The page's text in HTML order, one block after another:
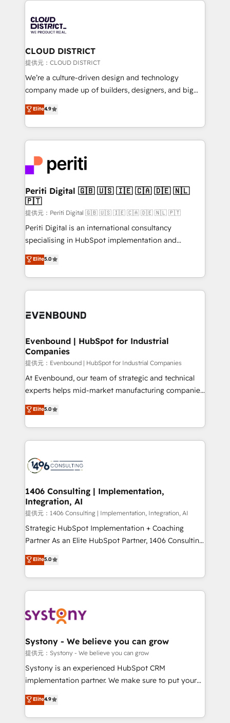
HubSpot implementations, building end-to-end
solutions that integrate CRM, AI automation, inbound
and loop marketing, content, and digital creativity.
Our multicultural team works in Spanish, Portuguese,
and English to design scalable strategies that drive
measurable growth. 🌎 Highlights: • 10+ years as a
Migration Excellence. • Top 3 Partner of the Year
LATAM 2022, 2023, 2024, 2025. • Partner of the Year
with HubSpot? Let Cebra’s experts help you grow
faster, smarter, and with impact.
CLOUD DISTRICT
提供元：CLOUD DISTRICT
We’re a culture-driven design and technology
company made up of builders, designers, and big
thinkers. We blend strategy, design, and
development—always fueled by curiosity—to turn
ideas, opportunities, and challenges into meaningful
experiences. To us, technology is more than just
and—most importantly—simple. That’s why we lean
into bold ideas and shape them into thoughtful
products and strategies that actually make a
difference.
Elite4.9
Periti Digital 🇬🇧 🇺🇸 🇮🇪 🇨🇦 🇩🇪 🇳🇱
🇵🇹
提供元：Periti Digital 🇬🇧 🇺🇸 🇮🇪 🇨🇦 🇩🇪 🇳🇱 🇵🇹
Periti Digital is an international consultancy
specialising in HubSpot implementation and
Antropic's Claude business transformation, with
offices in Dublin, Munich, Rotterdam, Lisbon, and
New York. We help organisations unlock their full
revenue potential by deeply integrating core
beyond, with HubSpot, and layering Anthropic's
From automating complex workflows to surfacing
insights buried in data, we build intelligent systems
that think, connect, and scale. Our approach goes
beyond configuration. We embed ourselves in our
clients' operations, understand how their business
technology work harder — so their people don't
have to. 900+ customers worldwide have trusted
Elite5.0
Evenbound | HubSpot for Industrial
Companies
提供元：Evenbound | HubSpot for Industrial Companies
At Evenbound, our team of strategic and technical
experts helps mid-market manufacturing companies
achieve real growth. We specialize in delivering
tailored solutions that drive results by leveraging
HubSpot’s platform and data to fuel success.
Technical Solutions: - HubSpot Technical Consulting -
Onboarding - Data Migration & Integrations -
Revenue Operations - Inbound Marketing -
Outbound Marketing - HubSpot CMS Website
Design & Development We empower our clients to
reach their full potential by providing transparent,
relationship-driven support. With over 300 HubSpot
technical know-how and strategic guidance you
need to succeed.
Elite5.0
1406 Consulting | Implementation,
Integration, AI
提供元：1406 Consulting | Implementation, Integration, AI
Strategic HubSpot Implementation + Coaching
Partner As an Elite HubSpot Partner, 1406 Consulting
helps mid-market revenue teams transform how
they sell, market, and serve. We don't just build your
HubSpot—we teach your team to own it, then stay
to help you keep winning. What We Do ⚙️ CRM
Data & Content 📈 Sales & Marketing Alignment +
Agent Creation 🔄 Custom Integrations & Data
Migration Why 1406 We become part of your team.
Your team learns while we build. We fix what others
broke. Built for mid-market reality—practical
constraints. By the Numbers 🏆 Top 1% of all
HubSpot partners 🔄 Top 5% globally in client
Elite5.0
Systony - We believe you can grow
提供元：Systony - We believe you can grow
Systony is an experienced HubSpot CRM
implementation partner. We make sure to put your
organization's needs and goals first and think along
with your organization. We are only satisfied once
you are too. Why Systony? - 20+ years of
Elite4.9